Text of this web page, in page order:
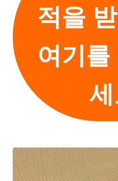
적을
여기